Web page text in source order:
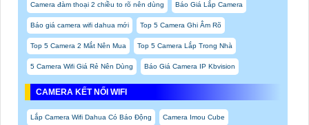
Camera đàm thoại 2 chiều to rõ nên dùng Báo Giá Lắp Camera
Báo giá camera wifi dahua mới Top 5 Camera Ghi Âm Rõ
Top 5 Camera 2 Mắt Nên Mua Top 5 Camera Lắp Trong Nhà
5 Camera Wifi Giá Rẻ Nên Dùng Báo Giá Camera IP Kbvision
CAMERA KẾT NỐI WIFI
Lắp Camera Wifi Dahua Có Báo Động Camera Imou Cube